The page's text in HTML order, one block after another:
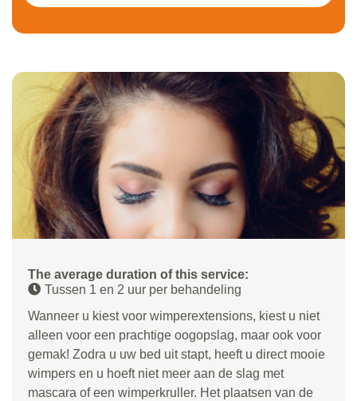
The average duration of this service:
Tussen 1 en 2 uur per behandeling
Wanneer u kiest voor wimperextensions, kiest u niet
alleen voor een prachtige oogopslag, maar ook voor
gemak! Zodra u uw bed uit stapt, heeft u direct mooie
wimpers en u hoeft niet meer aan de slag met
mascara of een wimperkruller. Het plaatsen van de